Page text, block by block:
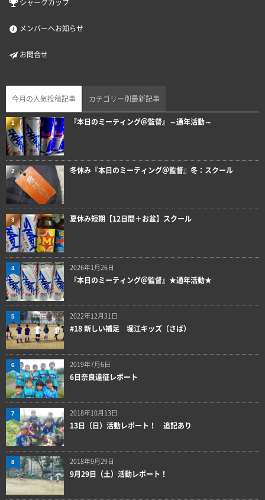
シャークカップ
メンバーへお知らせ
お問合せ
今月の人気投稿記事 カテゴリー別最新記事
『本日のミーティング＠監督』～通年活動～
1
冬休み『本日のミーティング＠監督』冬：スクール
2
夏休み短期【12日間＋お盆】スクール
3
2026年1月26日
『本日のミーティング＠監督』★通年活動★
4
2022年12月31日
#18 新しい補足 堀江キッズ（さば）
5
2019年7月6日
6日奈良遠征レポート
6
2018年10月13日
13日（日）活動レポート！ 追記あり
7
2018年9月29日
9月29日（土）活動レポート！
8